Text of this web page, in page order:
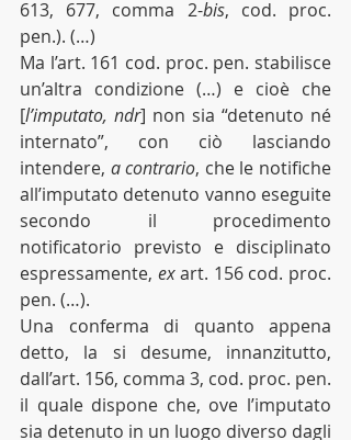
613, 677, comma 2-bis, cod. proc.
pen.). (…)
Ma l’art. 161 cod. proc. pen. stabilisce
un’altra condizione (…) e cioè che
[l’imputato, ndr] non sia “detenuto né
internato”, con ciò lasciando
intendere, a contrario, che le notifiche
all’imputato detenuto vanno eseguite
secondo il procedimento
notificatorio previsto e disciplinato
espressamente, ex art. 156 cod. proc.
pen. (…).
Una conferma di quanto appena
detto, la si desume, innanzitutto,
dall’art. 156, comma 3, cod. proc. pen.
il quale dispone che, ove l’imputato
sia detenuto in un luogo diverso dagli